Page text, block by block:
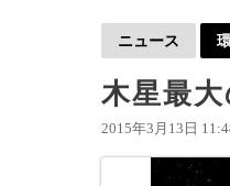
ニュース
木星最
2015年3月13日